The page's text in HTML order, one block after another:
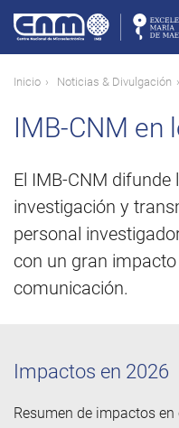
contenido
principal
Ruta
navegación
Inicio Noticias & Divulgación
IMB-CNM en
El IMB-CNM
investigación y
personal
con un gran
comunicación.
Impactos en 2026
Resumen de impactos